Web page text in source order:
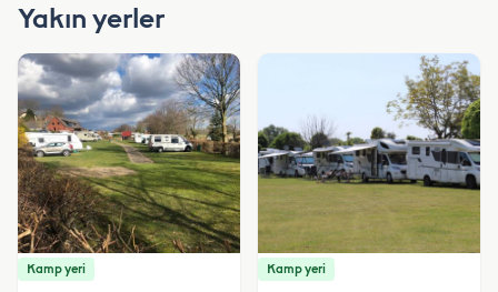
Yakın yerler
Kamp yeri Kamp yeri